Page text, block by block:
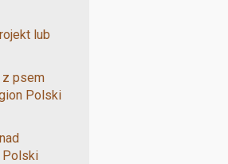
lub
z psem
Polski
Polski